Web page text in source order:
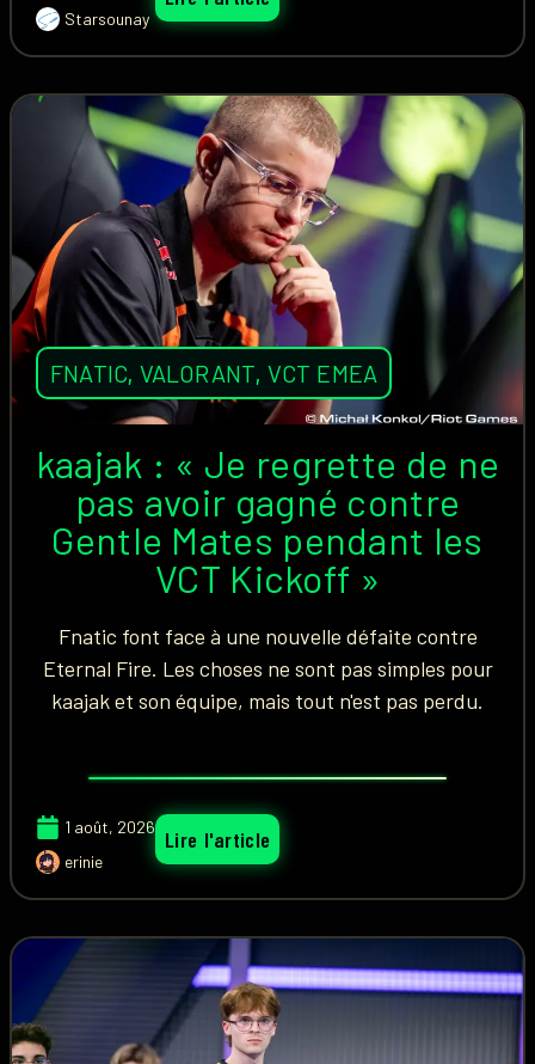
Starsounay
FNATIC, VALORANT, VCT EMEA
kaajak : « Je regrette de ne
pas avoir gagné contre
Gentle Mates pendant les
VCT Kickoff »
Fnatic font face à une nouvelle défaite contre
Eternal Fire. Les choses ne sont pas simples pour
kaajak et son équipe, mais tout n'est pas perdu.
1 août, 2026
erinie
Lire l'article